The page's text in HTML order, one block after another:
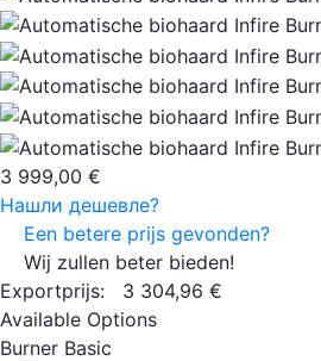
3 999,00 €
Нашли дешевле?
Een betere prijs gevonden?
Wij zullen beter bieden!
Exportprijs:
3 304,96 €
Available Options
Burner Basic